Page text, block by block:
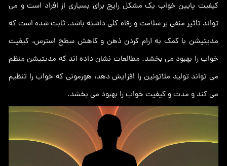
کیفیت پایین خواب یک مشکل رایج برای بسیاری از افراد است و می
تواند تاثیر منفی بر سلامت و رفاه کلی داشته باشد. ثابت شده است که
مدیتیشن با کمک به آرام کردن ذهن و کاهش سطح استرس، کیفیت
خواب را بهبود می بخشد. مطالعات نشان داده اند که مدیتیشن منظم
می تواند تولید ملاتونین را افزایش دهد، هورمونی که خواب را تنظیم
می کند و مدت و کیفیت خواب را بهبود می بخشد.